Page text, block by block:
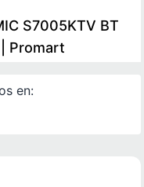
S7005KTV BT
| Promart
en: